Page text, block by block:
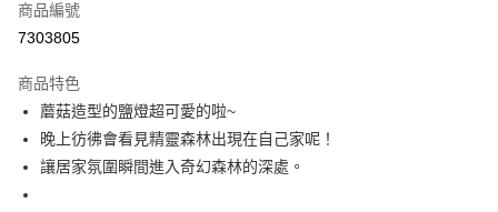
超商取貨付款
Apple Pay
街口支付
商品編號
7303805
商品特色
蘑菇造型的鹽燈超可愛的啦~
晚上彷彿會看見精靈森林出現在自己家呢！
讓居家氛圍瞬間進入奇幻森林的深處。